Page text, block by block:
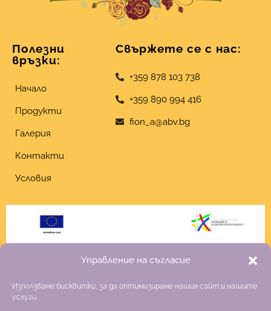
Управление на съгласие
Използваме бисквитки, за да оптимизираме нашия сайт и нашите
услуги.
Полезни
връзки:
Начало
Продукти
Галерия
Контакти
Условия
Свържете се с нас:
+359 878 103 738
+359 890 994 416
fion_a@abv.bg